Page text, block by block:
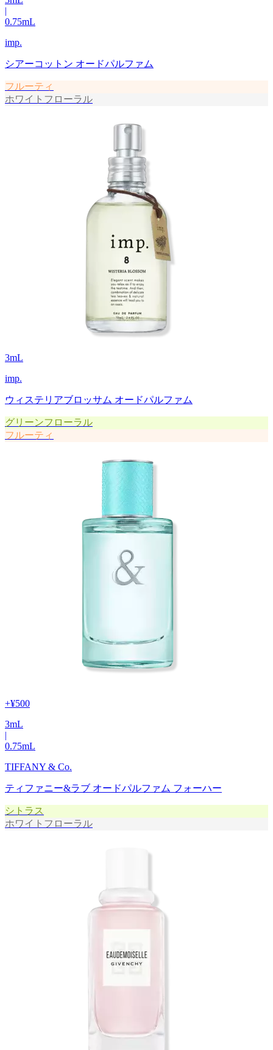
|
0.75mL
imp.
シアーコットン オードパルファム
フルーティ
ホワイトフローラル
3mL
imp.
ウィステリアブロッサム オードパルファム
グリーンフローラル
フルーティ
+¥500
3mL
|
0.75mL
TIFFANY & Co.
ティファニー&ラブ オードパルファム フォーハー
シトラス
ホワイトフローラル